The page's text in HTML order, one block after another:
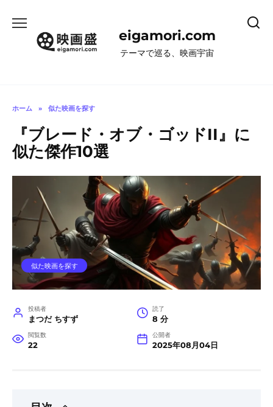
eigamori.com
テーマで巡る、映画宇宙
ホーム » 似た映画を探す
『ブレード・オブ・ゴッドII』に
似た傑作10選
似た映画を探す
投稿者
まつだ ちすず
読了
8 分
閲覧数
22
公開者
2025年08月04日